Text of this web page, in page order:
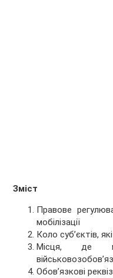
Зміст
Правове
мобілізації
Коло суб’єктів,
Місця, де
Обов’язкові